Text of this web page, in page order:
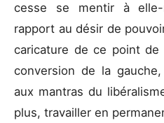
cesse se mentir à
rapport au désir de
caricature de ce point
conversion de la
aux mantras du
plus, travailler en